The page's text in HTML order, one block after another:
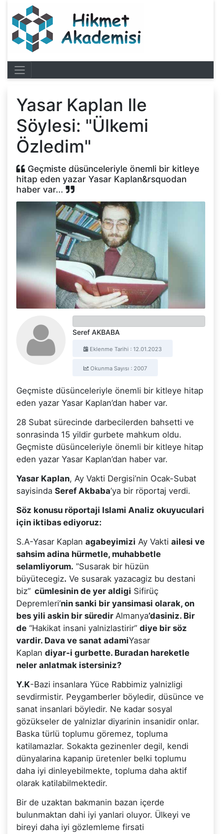
Yasar Kaplan Ile
Söylesi: "Ülkemi
Özledim"
Geçmiste düsünceleriyle önemli bir kitleye
hitap eden yazar Yasar Kaplan&rsquodan
haber var...
Seref AKBABA
Eklenme Tarihi : 12.01.2023
Okunma Sayısı : 2007
Geçmiste düsünceleriyle önemli bir kitleye hitap
eden yazar Yasar Kaplan’dan haber var.
28 Subat sürecinde darbecilerden bahsetti ve
sonrasinda 15 yildir gurbete mahkum oldu.
Geçmiste düsünceleriyle önemli bir kitleye hitap
eden yazar Yasar Kaplan’dan haber var.
Yasar Kaplan, Ay Vakti Dergisi’nin Ocak-Subat
sayisinda Seref Akbaba’ya bir röportaj verdi.
Söz konusu röportaji Islami Analiz okuyuculari
için iktibas ediyoruz:
S.A-Yasar Kaplan agabeyimizi Ay Vakti ailesi ve
sahsim adina hürmetle, muhabbetle
selamliyorum. ”Susarak bir hüzün
büyütecegiz. Ve susarak yazacagiz bu destani
biz”cümlesinin de yer aldigi Sifirüç
Depremleri’nin sanki bir yansimasi olarak, on
bes yili askin bir süredir Almanya’dasiniz. Bir
de“Hakikat insani yalnizlastirir” diye bir söz
vardir. Dava ve sanat adamiYasar
Kaplan diyar-i gurbette. Buradan hareketle
neler anlatmak istersiniz?
Y.K-Bazi insanlara Yüce Rabbimiz yalnizligi
sevdirmistir. Peygamberler böyledir, düsünce ve
sanat insanlari böyledir. Ne kadar sosyal
gözükseler de yalnizlar diyarinin insanidir onlar.
Baska türlü toplumu göremez, topluma
katilamazlar. Sokakta gezinenler degil, kendi
dünyalarina kapanip üretenler belki toplumu
daha iyi dinleyebilmekte, topluma daha aktif
olarak katilabilmektedir.
Bir de uzaktan bakmanin bazan içerde
bulunmaktan dahi iyi yanlari oluyor. Ülkeyi ve
bireyi daha iyi gözlemleme firsati